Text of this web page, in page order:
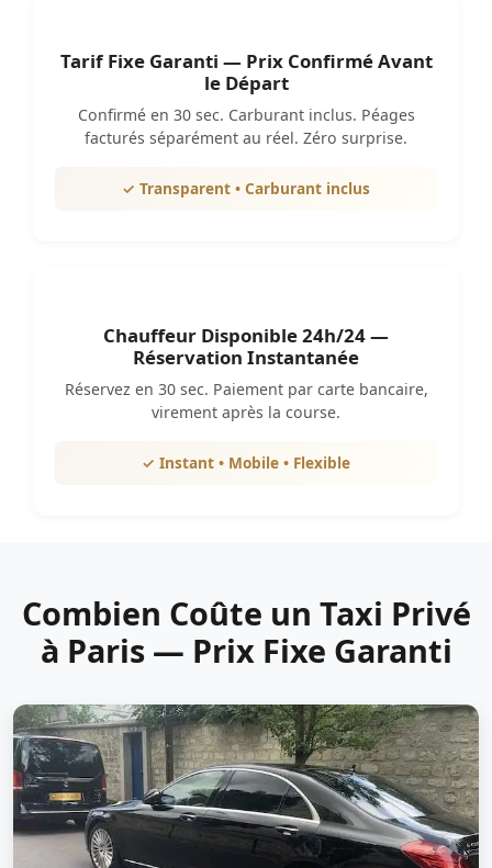
Tarif Fixe Garanti — Prix Confirmé Avant
le Départ
Confirmé en 30 sec. Carburant inclus. Péages
facturés séparément au réel. Zéro surprise.
✓ Transparent • Carburant inclus
Chauffeur Disponible 24h/24 —
Réservation Instantanée
Réservez en 30 sec. Paiement par carte bancaire,
virement après la course.
✓ Instant • Mobile • Flexible
Combien Coûte un Taxi Privé
à Paris — Prix Fixe Garanti